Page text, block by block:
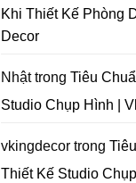
Kế
Tại
Đà
Nẵng
|
Khi Thiết Kế Phòng
Decor
Nhậttrong Tiêu
Studio Chụp Hình |
vkingdecor trong
Thiết Kế Studio